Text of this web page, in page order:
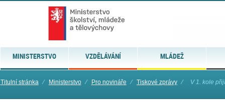
MINISTERSTVO VZDĚLÁVÁNÍ MLÁDEŽ
Titulní stránka ⁄ Ministerstvo ⁄ Pro novináře ⁄ Tiskové zprávy ⁄ V 1. kole